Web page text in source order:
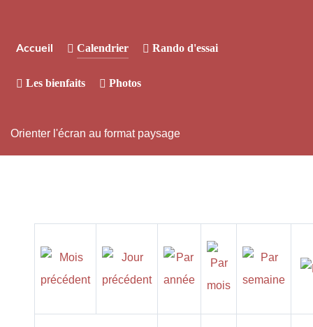
Accueil Calendrier Rando d'essai
Les bienfaits Photos
Orienter l'écran au format paysage